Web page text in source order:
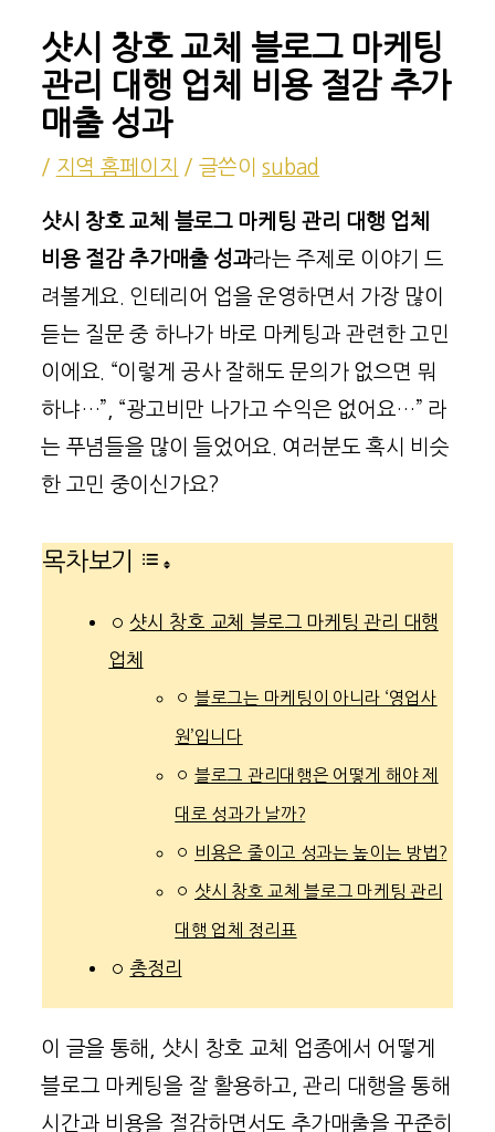
샷시 창호 교체 블로그 마케팅
관리 대행 업체 비용 절감 추가
매출 성과
/ 지역 홈페이지 / 글쓴이subad
샷시 창호 교체 블로그 마케팅 관리 대행 업체
비용 절감 추가매출 성과라는 주제로 이야기 드
려볼게요. 인테리어 업을 운영하면서 가장 많이
듣는 질문 중 하나가 바로 마케팅과 관련한 고민
이에요. “이렇게 공사 잘해도 문의가 없으면 뭐
하냐…”, “광고비만 나가고 수익은 없어요…” 라
는 푸념들을 많이 들었어요. 여러분도 혹시 비슷
한 고민 중이신가요?
목차보기
샷시 창호 교체 블로그 마케팅 관리 대행
업체
블로그는 마케팅이 아니라 ‘영업사
원’입니다
블로그 관리대행은 어떻게 해야 제
대로 성과가 날까?
비용은 줄이고 성과는 높이는 방법?
샷시 창호 교체 블로그 마케팅 관리
대행 업체 정리표
총정리
이 글을 통해, 샷시 창호 교체 업종에서 어떻게
블로그 마케팅을 잘 활용하고, 관리 대행을 통해
시간과 비용을 절감하면서도 추가매출을 꾸준히